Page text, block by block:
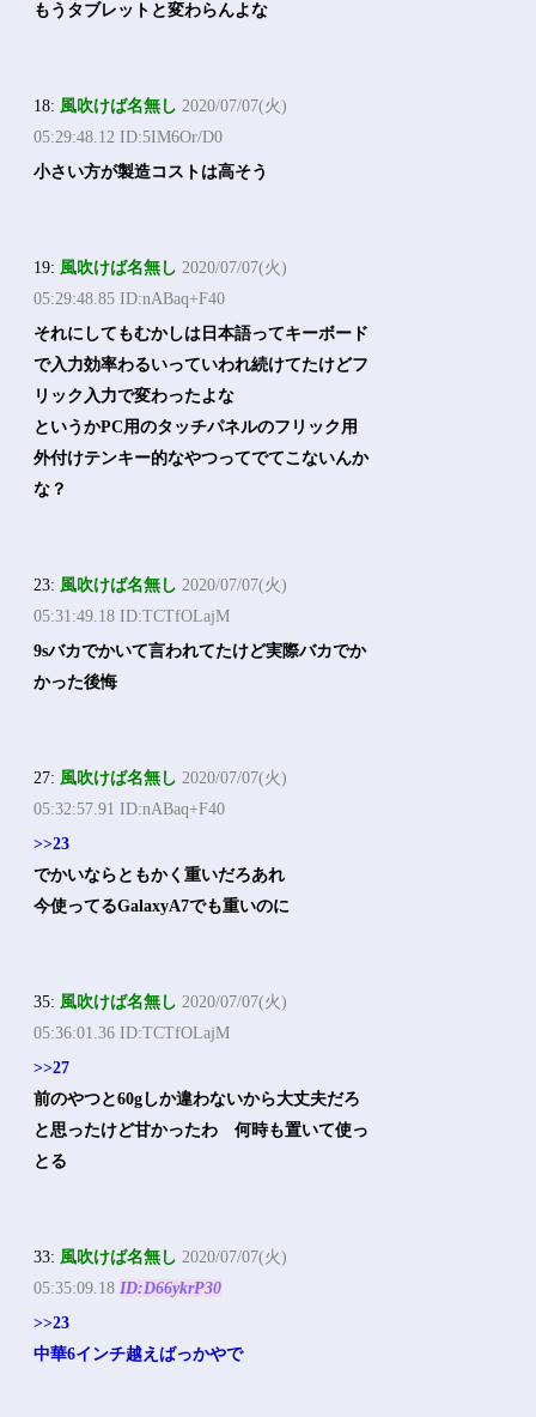
もうタブレットと変わらんよな
18: 風吹けば名無し 2020/07/07(火)
05:29:48.12 ID:5IM6Or/D0
小さい方が製造コストは高そう
19: 風吹けば名無し 2020/07/07(火)
05:29:48.85 ID:nABaq+F40
それにしてもむかしは日本語ってキーボード
で入力効率わるいっていわれ続けてたけどフ
リック入力で変わったよな
というかPC用のタッチパネルのフリック用
外付けテンキー的なやつってでてこないんか
な？
23: 風吹けば名無し 2020/07/07(火)
05:31:49.18 ID:TCTfOLajM
9sバカでかいて言われてたけど実際バカでか
かった後悔
27: 風吹けば名無し 2020/07/07(火)
05:32:57.91 ID:nABaq+F40
>>23
でかいならともかく重いだろあれ
今使ってるGalaxyA7でも重いのに
35: 風吹けば名無し 2020/07/07(火)
05:36:01.36 ID:TCTfOLajM
>>27
前のやつと60gしか違わないから大丈夫だろ
と思ったけど甘かったわ 何時も置いて使っ
とる
33: 風吹けば名無し 2020/07/07(火)
05:35:09.18ID:D66ykrP30
>>23
中華6インチ越えばっかやで